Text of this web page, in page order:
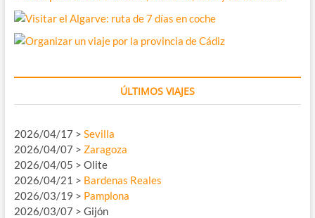
ÚLTIMOS VIAJES
2026/04/17 > Sevilla
2026/04/07 > Zaragoza
2026/04/05 > Olite
2026/04/21 > Bardenas Reales
2026/03/19 > Pamplona
2026/03/07 > Gijón